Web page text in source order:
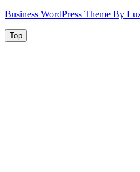
Business WordPress Theme By
Top